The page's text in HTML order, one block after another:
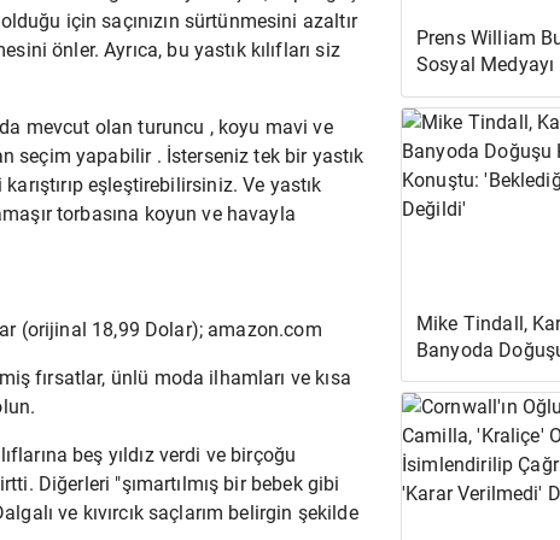
için saçınızın sürtünmesini azaltır
önler. Ayrıca, bu yastık kılıfları siz
mevcut olan turuncu , koyu mavi ve
seçim yapabilir . İsterseniz tek bir yastık
eşleştirebilirsiniz. Ve yastık
torbasına koyun ve havayla
(orijinal 18,99 Dolar); amazon.com
fırsatlar, ünlü moda ilhamları ve kısa
beş yıldız verdi ve birçoğu
Diğerleri "şımartılmış bir bebek gibi
ve kıvırcık saçlarım belirgin şekilde
Prens William
Sosyal Medyayı
Boykot Ediyor?
Mike Tindall,
Banyoda
Konuştu:
Değildi'